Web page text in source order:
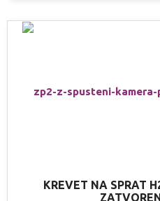
KREVET NA SPRAT